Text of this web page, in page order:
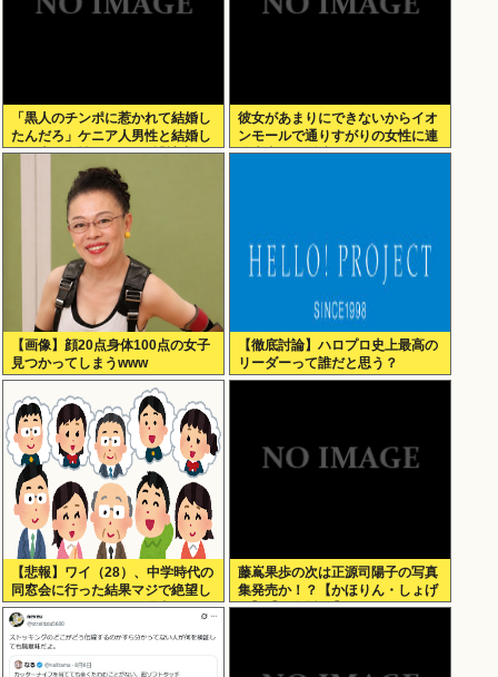
「黒人のチンポに惹かれて結婚し
たんだろ」ケニア人男性と結婚し
た日本人女性（31）に”誹謗中
彼女があまりにできないからイオ
ンモールで通りすがりの女性に連
絡先書いた紙渡すよ
【画像】顔20点身体100点の女子
見つかってしまうwww
【徹底討論】ハロプロ史上最高の
リーダーって誰だと思う？
【悲報】ワイ（28）、中学時代の
同窓会に行った結果マジで絶望し
てしまう・・・・・・理由がこち
ら・・・・・・
藤嶌果歩の次は正源司陽子の写真
集発売か！？【かほりん・しょげ
こ】【日向坂46】